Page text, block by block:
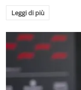
Leggi di più